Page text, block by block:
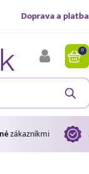
Doprava a platba
0
zákazníkmi